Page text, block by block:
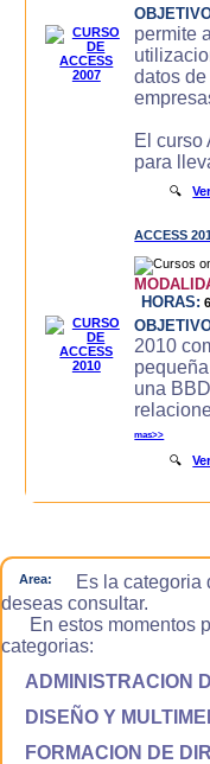
permite
datos
El curso
para
🔍
ACCESS
HORAS:
2010
una
mas>>
🔍
Area:
Es la categoria
deseas consultar.
En estos momentos
categorias:
ADMINISTRACION
DISEÑO Y
FORMACION DE